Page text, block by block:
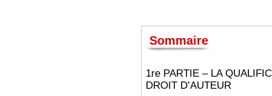
Sommaire
1re PARTIE – LA
DROIT D’AUTEUR